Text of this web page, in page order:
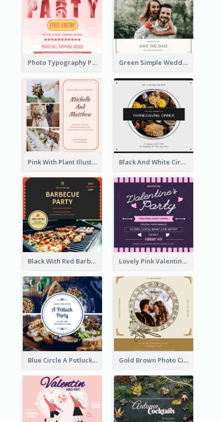
Photo Typography Party Invitation Design Templates Green Simple Wedding Photo Wedding Invitation
Pink With Plant Illustration Wedding Party Invitation Black And White Circle Photo Thanksgiving Dinner Invitation
Black With Red Barbecue Housewarming Invitation Lovely Pink Valentine Celebration Invitation Design Ideas
Blue Circle A Potluck Party Invitation Gold Brown Photo Circle Wedding Invitation